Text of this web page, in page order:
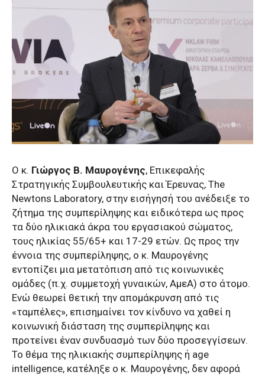
Ο κ. Γιώργος Β. Μαυρογένης, Επικεφαλής
Στρατηγικής Συμβουλευτικής και Έρευνας, The
Newtons Laboratory, στην εισήγησή του ανέδειξε το
ζήτημα της συμπερίληψης και ειδικότερα ως προς
τα δύο ηλικιακά άκρα του εργασιακού σώματος,
τους ηλικίας 55/65+ και 17-29 ετών. Ως προς την
έννοια της συμπερίληψης, ο κ. Μαυρογένης
εντοπίζει μια μετατόπιση από τις κοινωνικές
ομάδες (π.χ. συμμετοχή γυναικών, ΑμεΑ) στο άτομο.
Ενώ θεωρεί θετική την απομάκρυνση από τις
«ταμπέλες», επισημαίνει τον κίνδυνο να χαθεί η
κοινωνική διάσταση της συμπερίληψης και
προτείνει έναν συνδυασμό των δύο προσεγγίσεων.
Το θέμα της ηλικιακής συμπερίληψης ή age
intelligence, κατέληξε ο κ. Μαυρογένης, δεν αφορά